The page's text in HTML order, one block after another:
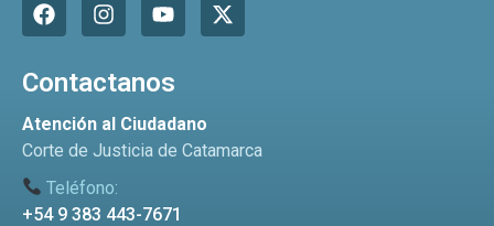
Contactanos
Atención al Ciudadano
Corte de Justicia de Catamarca
Teléfono:
+54 9 383 443-7671